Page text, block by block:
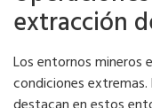
extracción
Los entornos mineros
condiciones